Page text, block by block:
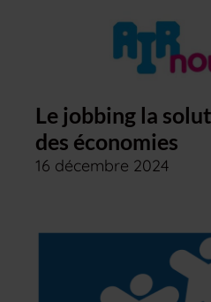
Le jobbing la
des économies
16 décembre 2024